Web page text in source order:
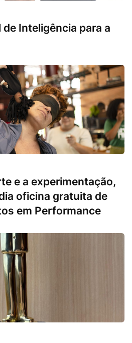
Inteligência para a
e a experimentação,
oficina gratuita de
em Performance